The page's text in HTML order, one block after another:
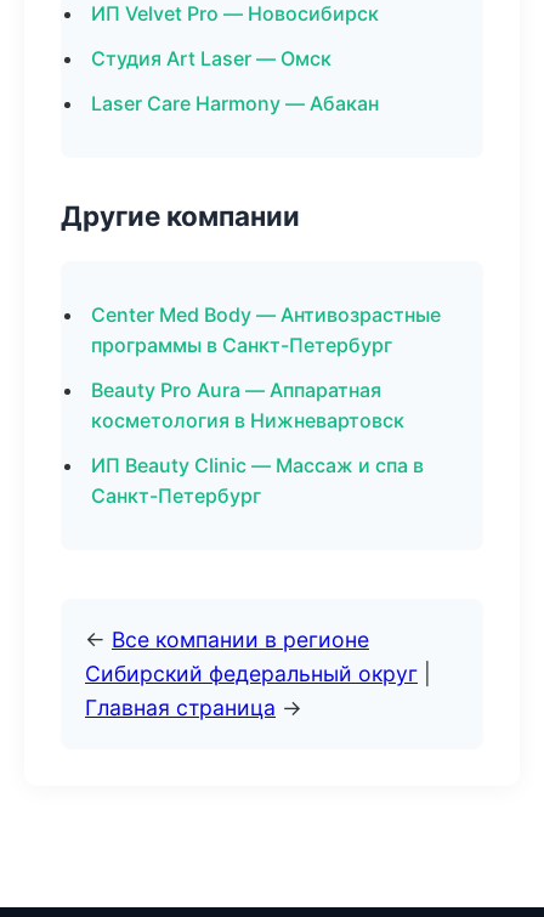
ИП Velvet Pro — Новосибирск
Студия Art Laser — Омск
Laser Care Harmony — Абакан
Другие компании
Center Med Body — Антивозрастные
программы в Санкт-Петербург
Beauty Pro Aura — Аппаратная
косметология в Нижневартовск
ИП Beauty Clinic — Массаж и спа в
Санкт-Петербург
← Все компании в регионе
Сибирский федеральный округ
Главная страница →